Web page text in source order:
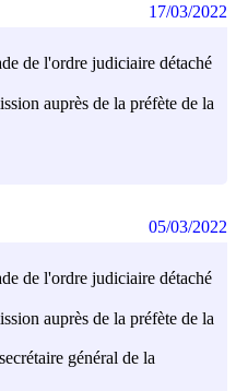
de l'ordre judiciaire détaché
auprès de la préfète de la
17/03/2022
de l'ordre judiciaire détaché
auprès de la préfète de la
général de la
05/03/2022